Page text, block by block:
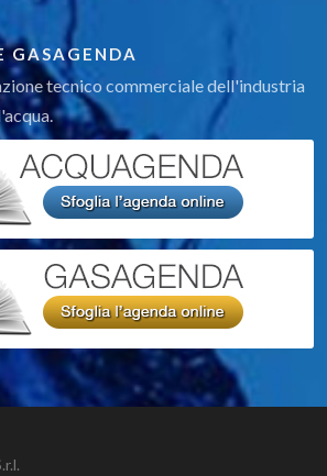
GASAGENDA
tecnico commerciale dell'industria